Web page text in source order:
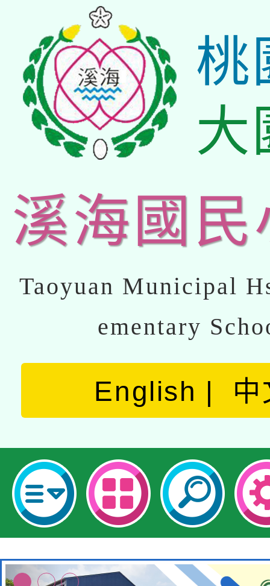
桃
大
溪海國民
Taoyuan Municipal
ementary
English 中